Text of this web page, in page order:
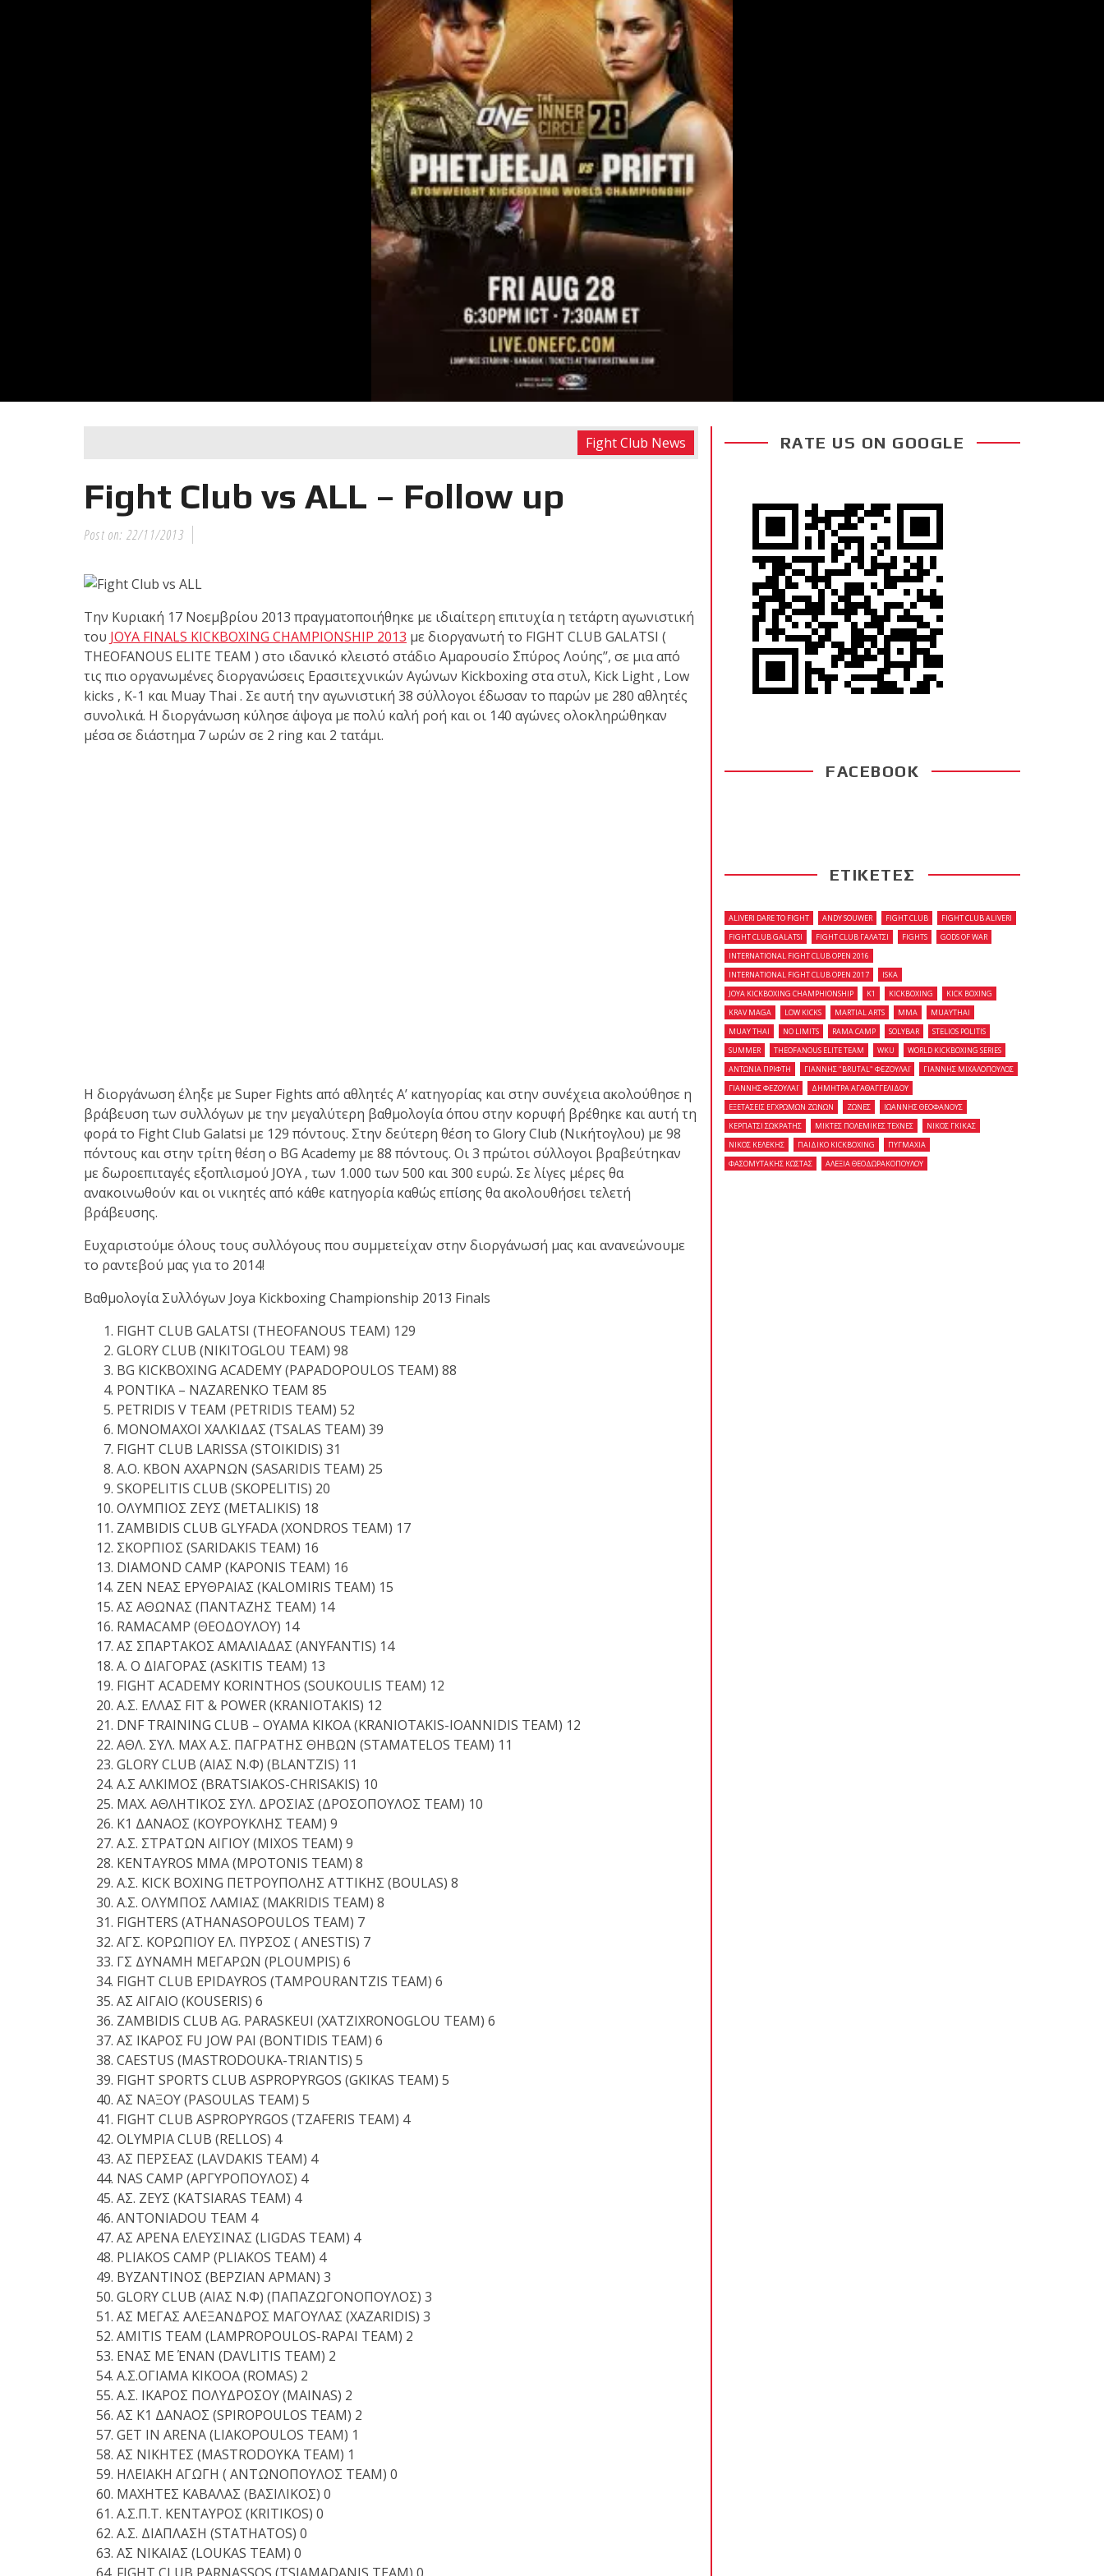
RECENT POSTS
καριέρας της, διεκδικεί τον 6ο παγκόσμιο τίτλο της απέναντι
στην Phetjeeja για το ONE Atomweight Kickboxing World
Νέα επίσημα T-shirts του Ιωάννη Θεοφάνους με την υποστήριξη
Οι αθλητές του Fight Club Galatsi ολοκλήρωσαν με επιτυχία τις
καλοκαιρινές εξετάσεις έγχρωμων ζωνών!
Fight Club News
Fight Club vs ALL – Follow up
Post on: 22/11/2013
Την Κυριακή 17 Νοεμβρίου 2013 πραγματοποιήθηκε με ιδιαίτερη επιτυχία η τετάρτη αγωνιστική
του JOYA FINALS KICKBOXING CHAMPIONSHIP 2013 με διοργανωτή το FIGHT CLUB GALATSI (
THEOFANOUS ELITE TEAM ) στο ιδανικό κλειστό στάδιο Αμαρουσίο ΄΄Σπύρος Λούης’’, σε μια από
τις πιο οργανωμένες διοργανώσεις Ερασιτεχνικών Αγώνων Κickboxing στα στυλ, Kick Light , Low
kicks , K-1 και Muay Thai . Σε αυτή την αγωνιστική 38 σύλλογοι έδωσαν το παρών με 280 αθλητές
συνολικά. Η διοργάνωση κύλησε άψογα με πολύ καλή ροή και οι 140 αγώνες ολοκληρώθηκαν
μέσα σε διάστημα 7 ωρών σε 2 ring και 2 τατάμι.
Η διοργάνωση έληξε με Super Fights από αθλητές Α’ κατηγορίας και στην συνέχεια ακολούθησε η
βράβευση των συλλόγων με την μεγαλύτερη βαθμολογία όπου στην κορυφή βρέθηκε και αυτή τη
φορά το Fight Club Galatsi με 129 πόντους. Στην δεύτερη θέση το Glory Club (Nικήτογλου) με 98
πόντους και στην τρίτη θέση ο BG Academy με 88 πόντους. Οι 3 πρώτοι σύλλογοι βραβεύτηκαν
με δωροεπιταγές εξοπλισμού JOYA , των 1.000 των 500 και 300 ευρώ. Σε λίγες μέρες θα
ανακοινωθούν και οι νικητές από κάθε κατηγορία καθώς επίσης θα ακολουθήσει τελετή
βράβευσης.
Ευχαριστούμε όλους τους συλλόγους που συμμετείχαν στην διοργάνωσή μας και ανανεώνουμε
το ραντεβού μας για το 2014!
Βαθμολογία Συλλόγων Joya Kickboxing Championship 2013 Finals
FIGHT CLUB GALATSI (THEOFANOUS TEAM) 129
GLORY CLUB (NIKITOGLOU TEAM) 98
BG KICKBOXING ACADEMY (PAPADOPOULOS TEAM) 88
PONTIKA – NAZARENKO TEAM 85
PETRIDIS V TEAM (PETRIDIS TEAM) 52
ΜΟΝΟΜΑΧΟΙ ΧΑΛΚΙΔΑΣ (TSALAS TEAM) 39
FIGHT CLUB LARISSA (STOIKIDIS) 31
A.O. KBON ΑΧΑΡΝΩΝ (SASARIDIS TEAM) 25
SKOPELITIS CLUB (SKOPELITIS) 20
ΟΛΥΜΠΙΟΣ ΖΕΥΣ (METALIKIS) 18
ZAMBIDIS CLUB GLYFADA (XONDROS TEAM) 17
ΣΚΟΡΠΙΟΣ (SARIDAKIS TEAM) 16
DIAMOND CAMP (KAPONIS TEAM) 16
ΖΕΝ ΝΕΑΣ ΕΡΥΘΡΑΙΑΣ (KALOMIRIS TEAM) 15
ΑΣ ΑΘΩΝΑΣ (ΠΑΝΤΑΖΗΣ ΤΕΑΜ) 14
RAMACAMP (ΘΕΟΔΟΥΛΟΥ) 14
ΑΣ ΣΠΑΡΤΑΚΟΣ ΑΜΑΛΙΑΔΑΣ (ΑΝΥFANTIS) 14
Α. Ο ΔΙΑΓΟΡΑΣ (ASKITIS TEAM) 13
FIGHT ACADEMY KORINTHOS (SOUKOULIS TEAM) 12
Α.Σ. ΕΛΛΑΣ FIT & POWER (KRANIOTAKIS) 12
DNF TRAINING CLUB – OYAMA KIKOA (KRANIOTAKIS-IOANNIDIS TEAM) 12
ΑΘΛ. ΣΥΛ. ΜΑΧ Α.Σ. ΠΑΓΡΑΤΗΣ ΘΗΒΩΝ (STAMATELOS TEAM) 11
GLORY CLUB (ΑΙΑΣ Ν.Φ) (BLANTZIS) 11
Α.Σ ΑΛΚΙΜΟΣ (BRATSIAKOS-CHRISAKIS) 10
ΜΑΧ. ΑΘΛΗΤΙΚΟΣ ΣΥΛ. ΔΡΟΣΙΑΣ (ΔΡΟΣΟΠΟΥΛΟΣ ΤΕΑΜ) 10
K1 ΔΑΝΑΟΣ (ΚΟΥΡΟΥΚΛΗΣ ΤΕΑΜ) 9
Α.Σ. ΣΤΡΑΤΩΝ ΑΙΓΙΟΥ (MIXOS TEAM) 9
KENTAYROS MMA (MPOTONIS TEAM) 8
Α.Σ. KICK BOXING ΠΕΤΡΟΥΠΟΛΗΣ ΑΤΤΙΚΗΣ (BOULAS) 8
Α.Σ. ΟΛΥΜΠΟΣ ΛΑΜΙΑΣ (MAKRIDIS TEAM) 8
FIGHTERS (ATHANASOPOULOS TEAM) 7
ΑΓΣ. ΚΟΡΩΠΙΟΥ ΕΛ. ΠΥΡΣΟΣ ( ANESTIS) 7
ΓΣ ΔΥΝΑΜΗ ΜΕΓΑΡΩΝ (PLOUMPIS) 6
FIGHT CLUB EPIDAYROS (TAMPOURANTZIS TEAM) 6
ΑΣ ΑΙΓΑΙΟ (KOUSERIS) 6
ZAMBIDIS CLUB AG. PARASKEUI (XATZIXRONOGLOU TEAM) 6
ΑΣ ΙΚΑΡΟΣ FU JOW PAI (BONTIDIS TEAM) 6
CAESTUS (MASTRODOUKA-TRIANTIS) 5
FIGHT SPORTS CLUB ASPROPYRGOS (GKIKAS TEAM) 5
ΑΣ ΝΑΞΟΥ (PASOULAS TEAM) 5
FIGHT CLUB ASPROPYRGOS (TZAFERIS TEAM) 4
OLYMPIA CLUB (RELLOS) 4
ΑΣ ΠΕΡΣΕΑΣ (LAVDAKIS TEAM) 4
NAS CAMP (ΑΡΓΥΡΟΠΟΥΛΟΣ) 4
ΑΣ. ΖΕΥΣ (KATSIARAS TEAM) 4
ANTONIADOU TEAM 4
ΑΣ ΑΡΕΝΑ ΕΛΕΥΣΙΝΑΣ (LIGDAS TEAM) 4
PLIAKOS CAMP (PLIAKOS TEAM) 4
ΒΥΖΑΝΤΙΝΟΣ (ΒΕΡΖΙΑΝ ΑΡΜΑΝ) 3
GLORY CLUB (ΑΙΑΣ Ν.Φ) (ΠΑΠΑΖΩΓΟΝΟΠΟΥΛΟΣ) 3
ΑΣ ΜΕΓΑΣ ΑΛΕΞΑΝΔΡΟΣ ΜΑΓΟΥΛΑΣ (XAZARIDIS) 3
AMITIS TEAM (LAMPROPOULOS-RAPAI TEAM) 2
ΕΝΑΣ ΜΕ ΈΝΑΝ (DAVLITIS TEAM) 2
Α.Σ.ΟΓΙΑΜΑ ΚΙΚΟΟΑ (ROMAS) 2
Α.Σ. ΙΚΑΡΟΣ ΠΟΛΥΔΡΟΣΟΥ (MAINAS) 2
ΑΣ Κ1 ΔΑΝΑΟΣ (SPIROPOULOS TEAM) 2
GET IN ARENA (LIAKOPOULOS TEAM) 1
ΑΣ ΝΙΚΗΤΕΣ (MASTRODOYKA TEAM) 1
ΗΛΕΙΑΚΗ ΑΓΩΓΗ ( ΑΝΤΩΝΟΠΟΥΛΟΣ ΤΕΑΜ) 0
ΜΑΧΗΤΕΣ ΚΑΒΑΛΑΣ (ΒΑΣΙΛΙΚΟΣ) 0
Α.Σ.Π.Τ. ΚΕΝΤΑΥΡΟΣ (KRITIKOS) 0
Α.Σ. ΔΙΑΠΛΑΣΗ (STATHATOS) 0
ΑΣ ΝΙΚΑΙΑΣ (LOUKAS TEAM) 0
RATE US ON GOOGLE
FACEBOOK
ΕΤΙΚΕΤΕΣ
ALIVERI DARE TO FIGHT ANDY SOUWER FIGHT CLUB
FIGHT CLUB ALIVERI
FIGHT CLUB GALATSI
FIGHT CLUB ΓΑΛΑΤΣΙ FIGHTS
GODS OF WAR
INTERNATIONAL FIGHT CLUB OPEN 2016
INTERNATIONAL FIGHT CLUB OPEN 2017
ISKA
JOYA KICKBOXING CHAMPHIONSHIP
K1 KICKBOXING
KICK BOXING
KRAV MAGA
LOW KICKS MARTIAL ARTS MMA
MUAYTHAI
MUAY THAI
NO LIMITS RAMA CAMP SOLYBAR
STELIOS POLITIS
SUMMER
THEOFANOUS ELITE TEAM WKU
WORLD KICKBOXING SERIES
ΑΝΤΩΝΙΑ ΠΡΙΦΤΗ
ΓΙΑΝΝΗΣ "BRUTAL" ΦΕΖΟΥΛΑΪ
ΓΙΑΝΝΗΣ ΜΙΧΑΛΟΠΟΥΛΟΣ
ΓΙΑΝΝΗΣ ΦΕΖΟΥΛΑΪ
ΔΗΜΗΤΡΑ ΑΓΑΘΑΓΓΕΛΙΔΟΥ
ΕΞΕΤΑΣΕΙΣ ΕΓΧΡΩΜΩΝ ΖΩΝΩΝ
ΖΩΝΕΣ
ΙΩΑΝΝΗΣ ΘΕΟΦΑΝΟΥΣ
ΚΕΡΠΑΤΣΙ ΣΩΚΡΑΤΗΣ
ΜΙΚΤΕΣ ΠΟΛΕΜΙΚΕΣ ΤΕΧΝΕΣ
ΝΙΚΟΣ ΓΚΙΚΑΣ
ΝΙΚΟΣ ΚΕΛΕΚΗΣ
ΠΑΙΔΙΚΟ KICKBOXING
ΠΥΓΜΑΧΙΑ
ΦΑΣΟΜΥΤΑΚΗΣ ΚΩΣΤΑΣ
ΑΛΕΞΙΑ ΘΕΟΔΩΡΑΚΟΠΟΥΛΟΥ